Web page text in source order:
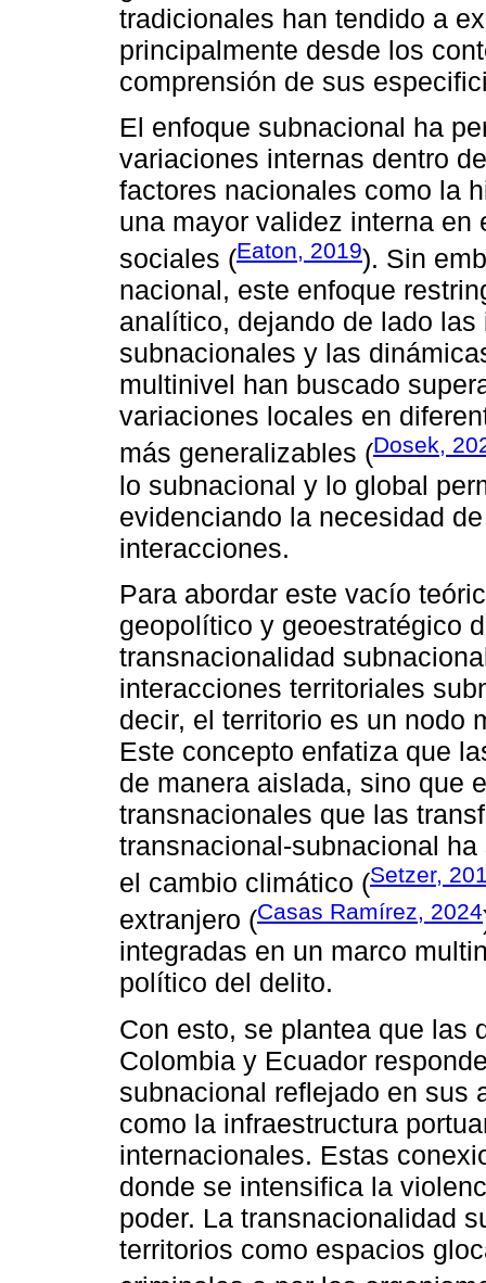
tradicionales han tendido a
principalmente desde los
comprensión de sus
El enfoque subnacional ha
variaciones internas dentro
factores nacionales como la
una mayor validez interna
sociales (Eaton, 2019). Sin
nacional, este enfoque
analítico, dejando de lado
subnacionales y las
multinivel han buscado
variaciones locales en
más generalizables (Dosek,
lo subnacional y lo global
evidenciando la necesidad
interacciones.
Para abordar este vacío
geopolítico y geoestratégico
transnacionalidad
interacciones territoriales
decir, el territorio es un nodo
Este concepto enfatiza que
de manera aislada, sino que
transnacionales que las
transnacional-subnacional
el cambio climático (Setzer,
extranjero (Casas Ramírez, 2024
integradas en un marco
político del delito.
Con esto, se plantea que las
Colombia y Ecuador
subnacional reflejado en sus
como la infraestructura
internacionales. Estas
donde se intensifica la
poder. La transnacionalidad
territorios como espacios